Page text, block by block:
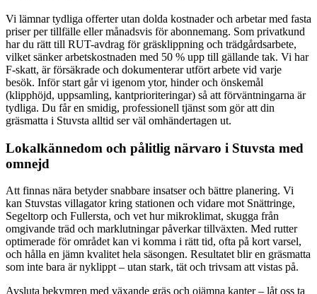
Vi lämnar tydliga offerter utan dolda kostnader och arbetar med fasta
priser per tillfälle eller månadsvis för abonnemang. Som privatkund
har du rätt till RUT-avdrag för gräsklippning och trädgårdsarbete,
vilket sänker arbetskostnaden med 50 % upp till gällande tak. Vi har
F-skatt, är försäkrade och dokumenterar utfört arbete vid varje
besök. Inför start går vi igenom ytor, hinder och önskemål
(klipphöjd, uppsamling, kantprioriteringar) så att förväntningarna är
tydliga. Du får en smidig, professionell tjänst som gör att din
gräsmatta i Stuvsta alltid ser väl omhändertagen ut.
Lokalkännedom och pålitlig närvaro i Stuvsta med
omnejd
Att finnas nära betyder snabbare insatser och bättre planering. Vi
kan Stuvstas villagator kring stationen och vidare mot Snättringe,
Segeltorp och Fullersta, och vet hur mikroklimat, skugga från
omgivande träd och marklutningar påverkar tillväxten. Med rutter
optimerade för området kan vi komma i rätt tid, ofta på kort varsel,
och hålla en jämn kvalitet hela säsongen. Resultatet blir en gräsmatta
som inte bara är nyklippt – utan stark, tät och trivsam att vistas på.
Avsluta bekymren med växande gräs och ojämna kanter – låt oss ta